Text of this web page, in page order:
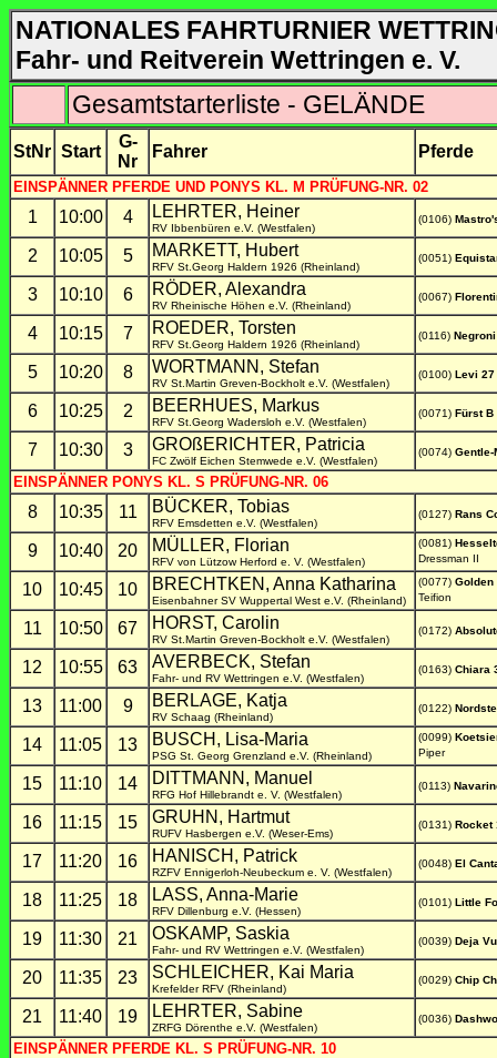
NATIONALES FAHRTURNIER
Fahr- und Reitverein Wettringen e. V.
Gesamtstarterliste - GELÄNDE
StNr Start
G-
Nr
Fahrer Pferde
EINSPÄNNER PFERDE UND PONYS KL. M PRÜFUNG-NR. 02
1 10:00 4 LEHRTER, Heiner
RV Ibbenbüren e.V. (Westfalen)
(0106)
2 10:05 5 MARKETT, Hubert
RFV St.Georg Haldern 1926 (Rheinland)
(0051)
3 10:10 6 RÖDER, Alexandra
RV Rheinische Höhen e.V. (Rheinland)
(0067)
4 10:15 7 ROEDER, Torsten
RFV St.Georg Haldern 1926 (Rheinland)
(0116) Negroni
5 10:20 8 WORTMANN, Stefan
RV St.Martin Greven-Bockholt e.V. (Westfalen)
(0100) Levi 27
6 10:25 2 BEERHUES, Markus
RFV St.Georg Wadersloh e.V. (Westfalen)
(0071) Fürst B
7 10:30 3 GROßERICHTER, Patricia
FC Zwölf Eichen Stemwede e.V. (Westfalen)
(0074) Gentle-
EINSPÄNNER PONYS KL. S PRÜFUNG-NR. 06
8 10:35 11 BÜCKER, Tobias
RFV Emsdetten e.V. (Westfalen)
(0127) Rans
9 10:40 20 MÜLLER, Florian
RFV von Lützow Herford e. V. (Westfalen)
(0081)
Dressman II
10 10:45 10 BRECHTKEN, Anna Katharina
Eisenbahner SV Wuppertal West e.V. (Rheinland)
(0077) Golden
Teifion
11 10:50 67 HORST, Carolin
RV St.Martin Greven-Bockholt e.V. (Westfalen)
(0172)
12 10:55 63 AVERBECK, Stefan
Fahr- und RV Wettringen e.V. (Westfalen)
(0163) Chiara
13 11:00 9 BERLAGE, Katja
RV Schaag (Rheinland)
(0122)
14 11:05 13 BUSCH, Lisa-Maria
PSG St. Georg Grenzland e.V. (Rheinland)
(0099)
Piper
15 11:10 14 DITTMANN, Manuel
RFG Hof Hillebrandt e. V. (Westfalen)
(0113)
16 11:15 15 GRUHN, Hartmut
RUFV Hasbergen e.V. (Weser-Ems)
(0131) Rocket
17 11:20 16 HANISCH, Patrick
RZFV Ennigerloh-Neubeckum e. V. (Westfalen)
(0048) El
18 11:25 18 LASS, Anna-Marie
RFV Dillenburg e.V. (Hessen)
(0101) Little
19 11:30 21 OSKAMP, Saskia
Fahr- und RV Wettringen e.V. (Westfalen)
(0039) Deja
20 11:35 23 SCHLEICHER, Kai Maria
Krefelder RFV (Rheinland)
(0029) Chip
21 11:40 19 LEHRTER, Sabine
ZRFG Dörenthe e.V. (Westfalen)
(0036)
EINSPÄNNER PFERDE KL. S PRÜFUNG-NR. 10